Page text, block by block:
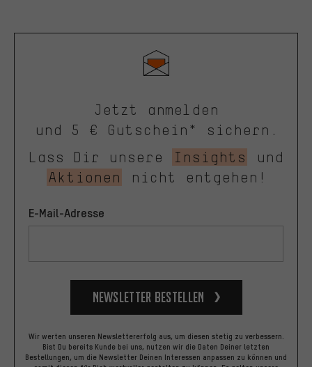
Jetzt anmelden
und 5 € Gutschein* sichern.
Lass Dir unsere
Insights
und
Aktionen
nicht entgehen!
E-Mail-Adresse
Newsletter bestellen
Wir werten unseren Newslettererfolg aus, um diesen stetig zu verbessern.
Bist Du bereits Kunde bei uns, nutzen wir die Daten Deiner letzten
Bestellungen, um die Newsletter Deinen Interessen anpassen zu können und